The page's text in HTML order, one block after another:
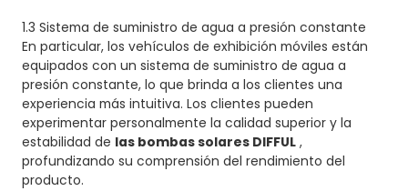
1.3 Sistema de suministro de agua a presión constante
En particular, los vehículos de exhibición móviles están
equipados con un sistema de suministro de agua a
presión constante, lo que brinda a los clientes una
experiencia más intuitiva. Los clientes pueden
experimentar personalmente la calidad superior y la
estabilidad de las bombas solares DIFFUL ,
profundizando su comprensión del rendimiento del
producto.